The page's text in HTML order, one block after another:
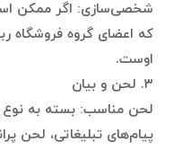
شخصی‌سازی: اگر ممکن
که اعضای گروه
اوست.
۳. لحن و بیان
لحن مناسب: بسته به نوع
پیام‌های تبلیغاتی، لحن